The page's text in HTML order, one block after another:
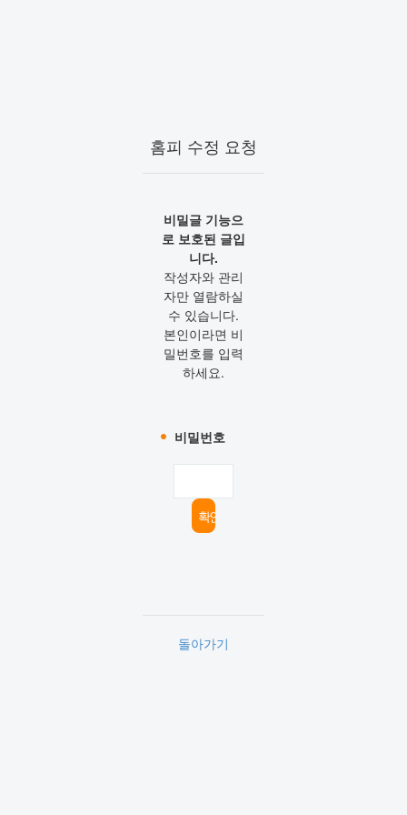
홈피 수정 요청
비밀글 기능으
로 보호된 글입
니다.
작성자와 관리
자만 열람하실
수 있습니다.
본인이라면 비
밀번호를 입력
하세요.
비밀번호
돌아가기